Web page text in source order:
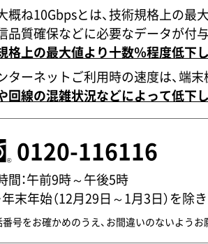
概ね10Gbpsとは、技術規格上の最
品質確保などに必要なデータが付
格上の最大値より十数％程度低下し
ターネットご利用時の速度は、端
回線の混雑状況などによって低下し
0120-116116
間：午前9時～午後5時
年末年始（12月29日～1月3日）を除き
番号をお確かめのうえ、お間違いのないようお